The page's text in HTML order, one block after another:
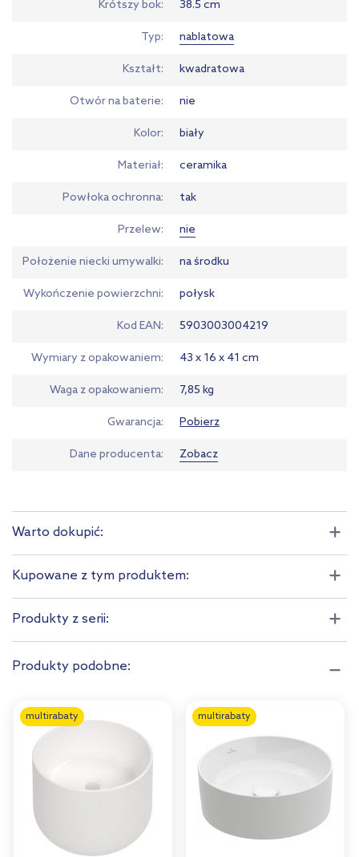
Krótszy bok 38.5 cm
Typ nablatowa
Kształt kwadratowa
Otwór na baterie nie
Kolor biały
Materiał ceramika
Powłoka ochronna tak
Przelew nie
Położenie niecki umywalki na środku
Wykończenie powierzchni połysk
Kod EAN 5903003004219
Wymiary z opakowaniem 43 x 16 x 41 cm
Waga z opakowaniem 7,85 kg
Gwarancja Pobierz
Dane producenta Zobacz
Warto dokupić:
Kupowane z tym produktem:
Produkty z serii:
Produkty podobne:
multirabaty multirabaty